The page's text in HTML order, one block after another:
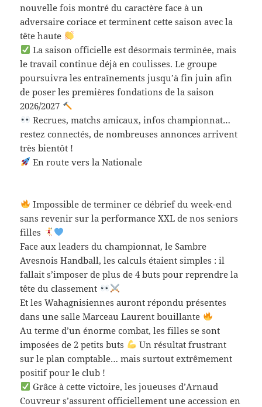
nouvelle fois montré du caractère face à un
adversaire coriace et terminent cette saison avec la
tête haute
La saison officielle est désormais terminée, mais
le travail continue déjà en coulisses. Le groupe
poursuivra les entraînements jusqu’à fin juin afin
de poser les premières fondations de la saison
2026/2027
Recrues, matchs amicaux, infos championnat…
restez connectés, de nombreuses annonces arrivent
très bientôt !
En route vers la Nationale
Impossible de terminer ce débrief du week-end
sans revenir sur la performance XXL de nos seniors
filles
Face aux leaders du championnat, le Sambre
Avesnois Handball, les calculs étaient simples : il
fallait s’imposer de plus de 4 buts pour reprendre la
tête du classement
Et les Wahagnisiennes auront répondu présentes
dans une salle Marceau Laurent bouillante
Au terme d’un énorme combat, les filles se sont
imposées de 2 petits buts
Un résultat frustrant
sur le plan comptable… mais surtout extrêmement
positif pour le club !
Grâce à cette victoire, les joueuses d’Arnaud
Couvreur s’assurent officiellement une accession en